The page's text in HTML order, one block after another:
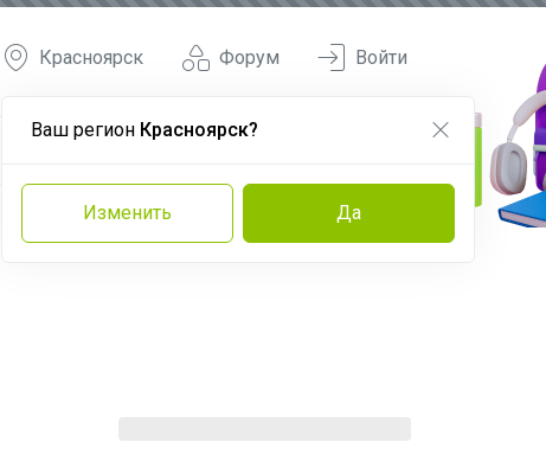
Форум
Красноярск
Ваш регион Красноярск?
Изменить Да
Войти